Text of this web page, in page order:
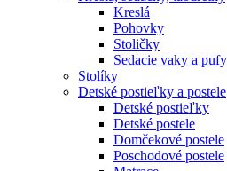
Kreslá
Pohovky
Stoličky
Sedacie vaky a pufy
Stolíky
Detské postieľky a postele
Detské postieľky
Detské postele
Domčekové postele
Poschodové postele